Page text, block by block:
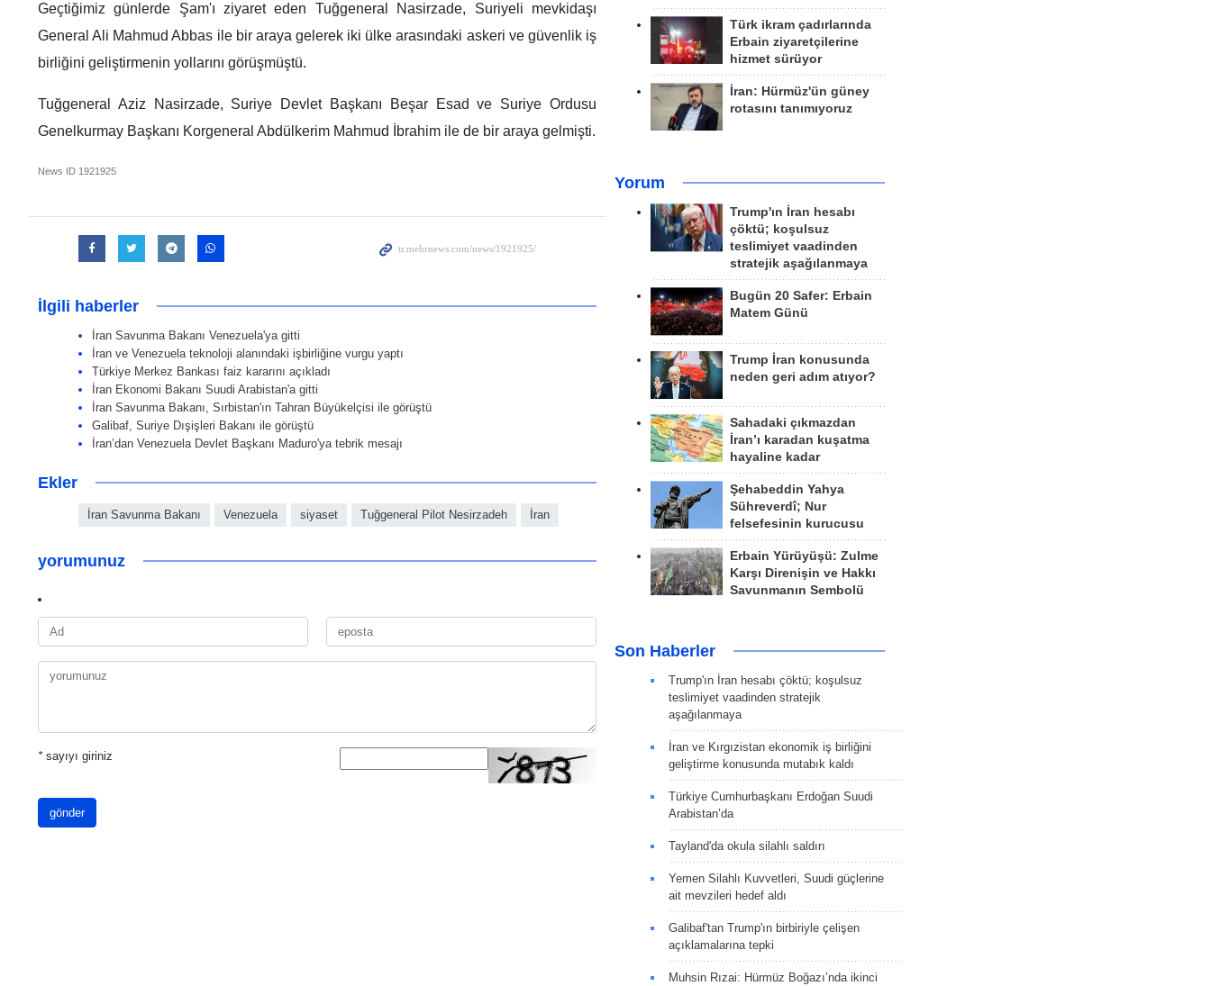
Geçtiğimiz günlerde Şam'ı ziyaret eden Tuğgeneral Nasirzade, Suriyeli mevkidaşı
General Ali Mahmud Abbas ile bir araya gelerek iki ülke arasındaki askeri ve güvenlik iş
birliğini geliştirmenin yollarını görüşmüştü.
Tuğgeneral Aziz Nasirzade, Suriye Devlet Başkanı Beşar Esad ve Suriye Ordusu
Genelkurmay Başkanı Korgeneral Abdülkerim Mahmud İbrahim ile de bir araya gelmişti.
News ID 1921925
İlgili haberler
İran Savunma Bakanı Venezuela'ya gitti
İran ve Venezuela teknoloji alanındaki işbirliğine vurgu yaptı
Türkiye Merkez Bankası faiz kararını açıkladı
İran Ekonomi Bakanı Suudi Arabistan'a gitti
İran Savunma Bakanı, Sırbistan'ın Tahran Büyükelçisi ile görüştü
Galibaf, Suriye Dışişleri Bakanı ile görüştü
İran’dan Venezuela Devlet Başkanı Maduro'ya tebrik mesajı
Ekler
İran Savunma Bakanı Venezuela siyaset Tuğgeneral Pilot Nesirzadeh İran
yorumunuz
*sayıyı giriniz
gönder
Türk ikram çadırlarında
Erbain ziyaretçilerine
hizmet sürüyor
İran: Hürmüz'ün güney
rotasını tanımıyoruz
Yorum
Trump'ın İran hesabı
çöktü; koşulsuz
teslimiyet vaadinden
stratejik aşağılanmaya
Bugün 20 Safer: Erbain
Matem Günü
Trump İran konusunda
neden geri adım atıyor?
Sahadaki çıkmazdan
İran’ı karadan kuşatma
hayaline kadar
Şehabeddin Yahya
Sühreverdî; Nur
felsefesinin kurucusu
Erbain Yürüyüşü: Zulme
Karşı Direnişin ve Hakkı
Savunmanın Sembolü
Son Haberler
Trump'ın İran hesabı çöktü; koşulsuz
teslimiyet vaadinden stratejik
aşağılanmaya
İran ve Kırgızistan ekonomik iş birliğini
geliştirme konusunda mutabık kaldı
Türkiye Cumhurbaşkanı Erdoğan Suudi
Arabistan’da
Tayland'da okula silahlı saldırı
Yemen Silahlı Kuvvetleri, Suudi güçlerine
ait mevzileri hedef aldı
Galibaf'tan Trump'ın birbiriyle çelişen
açıklamalarına tepki
Muhsin Rızai: Hürmüz Boğazı’nda ikinci